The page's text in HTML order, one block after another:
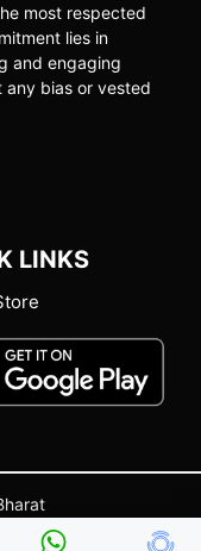
most respected
lies in
and engaging
any bias or vested
LINKS
Terms and Conditions